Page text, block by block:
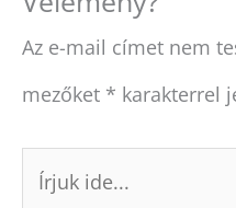
Az e-mail címet nem
mezőket * karakterrel
Írjuk